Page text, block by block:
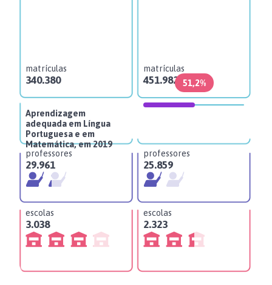
matrículas
340.380
matrículas
451.982
Aprendizagem
adequada em Língua
Portuguesa e em
Matemática, em 2019
51,2%
professores
29.961
professores
25.859
escolas
3.038
escolas
2.323